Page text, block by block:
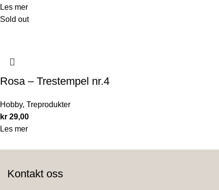
Les mer
Sold out
Rosa – Trestempel nr.4
Hobby, Treprodukter
kr 29,00
Les mer
Kontakt oss